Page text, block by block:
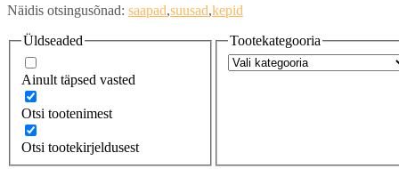
Näidis otsingusõnad: saapad suusad kepid
Üldseaded
Ainult täpsed vasted
Otsi tootenimest
Otsi tootekirjeldusest
Tootekategooria